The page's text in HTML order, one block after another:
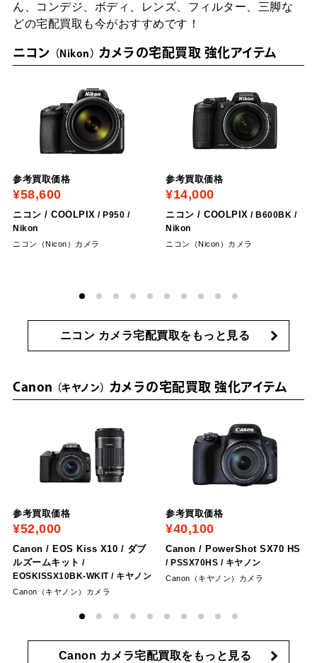
ん、
コンデジ、ボディ、レンズ、フィルター、三脚な
どの宅配買取も今がおすすめです！
ニコン Nikon カメラの宅配買取 強化アイテム
参考買取価格
¥58,600
ニコン / COOLPIX / ‎P950 /
Nikon
ニコン（Nicon）カメラ
参考買取価格
¥14,000
ニコン / COOLPIX / ‎B600BK /
Nikon
ニコン（Nicon）カメラ
ニコン カメラ宅配買取をもっと見る
Canon キヤノン カメラの宅配買取 強化アイテム
参考買取価格
¥52,000
Canon / EOS Kiss X10 / ダブ
ルズームキット /
‎EOSKISSX10BK-WKIT/ キヤノン
Canon（キヤノン）カメラ
参考買取価格
¥40,100
Canon / PowerShot SX70 HS
/ PSSX70HS / キヤノン
Canon（キヤノン）カメラ
Canon カメラ宅配買取をもっと見る